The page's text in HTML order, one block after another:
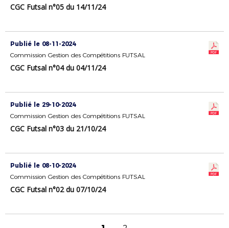
CGC Futsal n°05 du 14/11/24
Publié le 08-11-2024
Commission Gestion des Compétitions FUTSAL
CGC Futsal n°04 du 04/11/24
Publié le 29-10-2024
Commission Gestion des Compétitions FUTSAL
CGC Futsal n°03 du 21/10/24
Publié le 08-10-2024
Commission Gestion des Compétitions FUTSAL
CGC Futsal n°02 du 07/10/24